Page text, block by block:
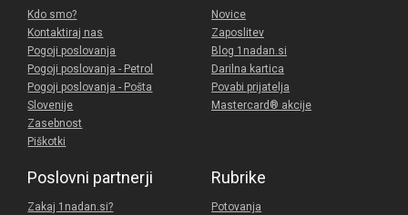
Kdo smo?
Kontaktiraj nas
Pogoji poslovanja
Pogoji poslovanja - Petrol
Pogoji poslovanja - Pošta
Slovenije
Zasebnost
Piškotki
Novice
Zaposlitev
Blog 1nadan.si
Darilna kartica
Povabi prijatelja
Mastercard® akcije
Poslovni partnerji
Zakaj 1nadan.si?
Rubrike
Potovanja